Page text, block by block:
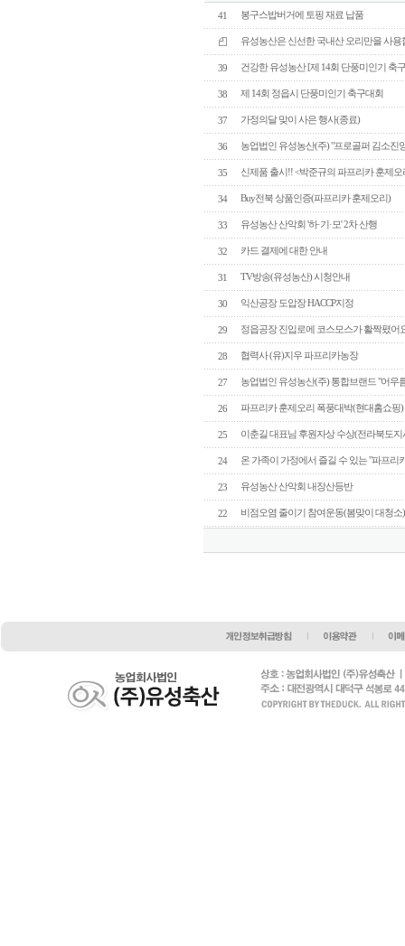
41 봉구스밥버거에 토핑 재료 납품
유성농산은 신선한 국내산 오리만을 사용
39 건강한 유성농산 [제 14회 단풍미인기 축
38 제 14회 정읍시 단풍미인기 축구대회
37 가정의달 맞이 사은 행사(종료)
36 농업법인 유성농산(주) "프로골퍼 김소진
35 신제품 출시!! <박준규의 파프리카 훈제오
34 Buy전북 상품인증(파프리카 훈제오리)
33 유성농산 산악회 '하·기·모' 2차 산행
32 카드 결제에 대한 안내
31 TV방송(유성농산) 시청안내
30 익산공장 도압장 HACCP지정
29 정읍공장 진입로에 코스모스가 활짝폈어
28 협력사 (유)지우 파프리카농장
27 농업법인 유성농산(주) 통합브랜드 "어우
26 파프리카 훈제오리 폭풍대박(현대홈쇼핑)
25 이춘길 대표님 후원자상 수상(전라북도
24 온 가족이 가정에서 즐길 수 있는 "파프리
23 유성농산 산악회 내장산등반
22 비점오염 줄이기 참여운동(봄맞이 대청소